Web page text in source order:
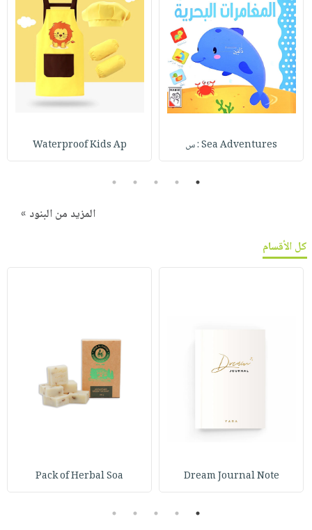
Sea Adventures : س Waterproof Kids Ap
1
2
3
4
5
المزيد من البنود »
كل الأقسام
Dream Journal Note
Pack of Herbal Soa
1
2
3
4
5